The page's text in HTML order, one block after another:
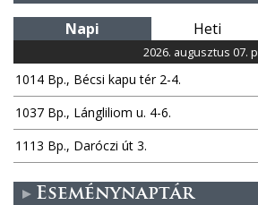
Napi Heti
2026. augusztus 07. p
1014 Bp., Bécsi kapu tér 2-4.
1037 Bp., Lángliliom u. 4-6.
1113 Bp., Daróczi út 3.
Eseménynaptár